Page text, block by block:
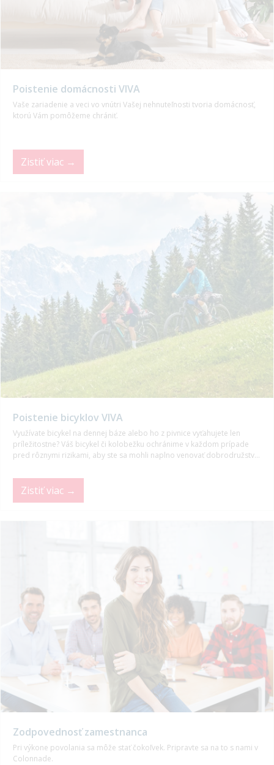
Poistenie domácnosti VIVA
Vaše zariadenie a veci vo vnútri Vašej nehnuteľnosti tvoria domácnosť,
ktorú Vám pomôžeme chrániť.
Zistiť viac →
Poistenie bicyklov VIVA
Využívate bicykel na dennej báze alebo ho z pivnice vyťahujete len
príležitostne? Váš bicykel či kolobežku ochránime v každom prípade
pred rôznymi rizikami, aby ste sa mohli naplno venovať dobrodružstvu,
Zistiť viac →
Zodpovednosť zamestnanca
Pri výkone povolania sa môže stať čokoľvek. Pripravte sa na to s nami v
Colonnade.